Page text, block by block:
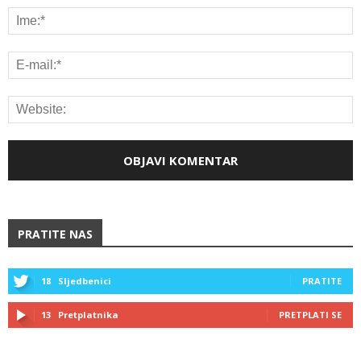
PRATITE NAS
18 Sljedbenici PRATITE
13 Pretplatnika PRETPLATI SE